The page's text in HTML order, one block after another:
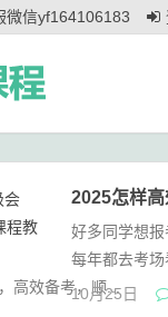
微信yf164106183
2025怎样高
好多同学想
每年都去考
高效备考，顺...
10月25日